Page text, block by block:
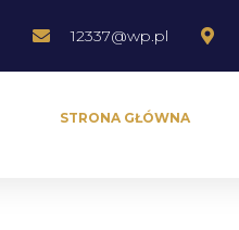
12337@wp.pl
STRONA GŁÓWNA